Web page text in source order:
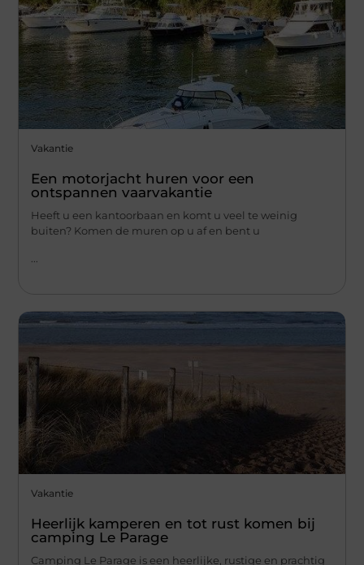
Vakantie
Een motorjacht huren voor een
ontspannen vaarvakantie
Heeft u een kantoorbaan en komt u veel te weinig
buiten? Komen de muren op u af en bent u
Vakantie
Heerlijk kamperen en tot rust komen bij
camping Le Parage
Camping Le Parage is een heerlijke, rustige en prachtig